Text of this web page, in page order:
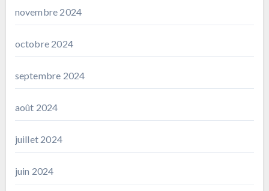
novembre 2024
octobre 2024
septembre 2024
août 2024
juillet 2024
juin 2024